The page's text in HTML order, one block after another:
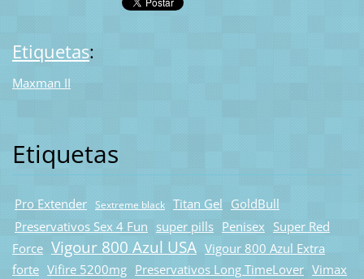
Etiquetas:
Maxman II
Etiquetas
Pro Extender Sextreme black Titan Gel GoldBull
Preservativos Sex 4 Fun super pills Penisex Super Red
Force Vigour 800 Azul USA Vigour 800 Azul Extra
forte Vifire 5200mg Preservativos Long TimeLover Vimax